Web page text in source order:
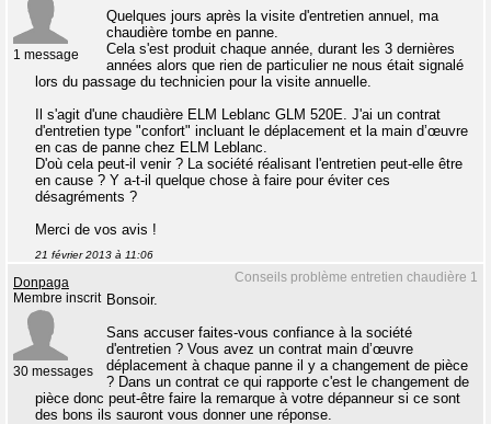
1 message
Quelques jours après la visite d'entretien annuel, ma
chaudière tombe en panne.
Cela s'est produit chaque année, durant les 3 dernières
années alors que rien de particulier ne nous était signalé
lors du passage du technicien pour la visite annuelle.
Il s'agit d'une chaudière ELM Leblanc GLM 520E. J'ai un contrat
d'entretien type "confort" incluant le déplacement et la main d’œuvre
en cas de panne chez ELM Leblanc.
D'où cela peut-il venir ? La société réalisant l'entretien peut-elle être
en cause ? Y a-t-il quelque chose à faire pour éviter ces
désagréments ?
Merci de vos avis !
21 février 2013 à 11:06
Conseils problème entretien chaudière 1
Donpaga
Membre inscrit
30 messages
Bonsoir.
Sans accuser faites-vous confiance à la société
d'entretien ? Vous avez un contrat main d’œuvre
déplacement à chaque panne il y a changement de pièce
? Dans un contrat ce qui rapporte c'est le changement de
pièce donc peut-être faire la remarque à votre dépanneur si ce sont
des bons ils sauront vous donner une réponse.